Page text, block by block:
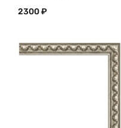
2300₽